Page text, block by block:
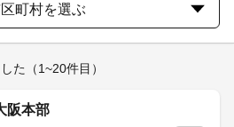
町村を選ぶ
た （1~20件目）
阪本部